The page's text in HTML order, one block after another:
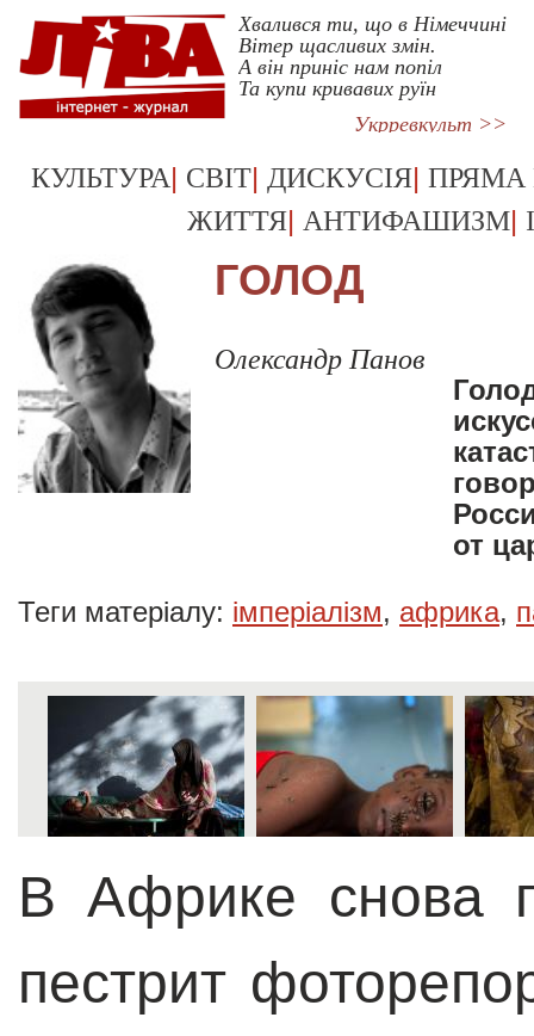
Хвалився ти, що в Німеччині
Вітер щасливих змін.
А він приніс нам попіл
Та купи кривавих руїн
Укрревкульт >>
КУЛЬТУРА| СВІТ| ДИСКУСІЯ| ПРЯМА
ЖИТТЯ| АНТИФАШИЗМ|
ГОЛОД
Олександр Панов
от
Теги матеріалу: імперіалізм, африка,
В Африке снова
пестрит